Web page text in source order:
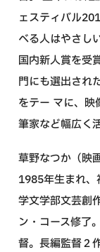
ェスティバル
べる人はやさし
国内新人賞を受
門にも選出され
をテー マに、
筆家など幅広く
草野なつか（映
1985年生まれ
学文学部文芸創
ン・コース修了
督。長編監督２